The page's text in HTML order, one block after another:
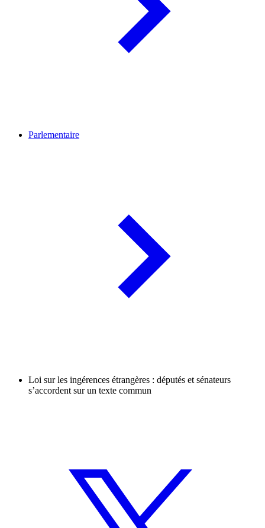
Parlementaire
Loi sur les ingérences étrangères : députés et sénateurs
s’accordent sur un texte commun